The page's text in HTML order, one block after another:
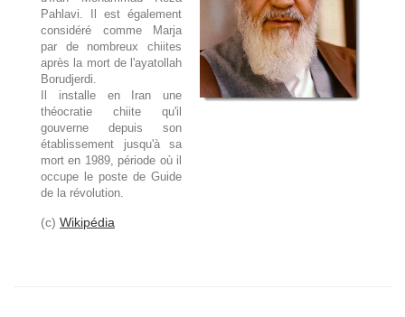
Pahlavi. Il est également
considéré comme Marja
par de nombreux chiites
après la mort de l'ayatollah
Borudjerdi.
Il installe en Iran une
théocratie chiite qu'il
gouverne depuis son
établissement jusqu'à sa
mort en 1989, période où il
occupe le poste de Guide
de la révolution.
(c) Wikipédia